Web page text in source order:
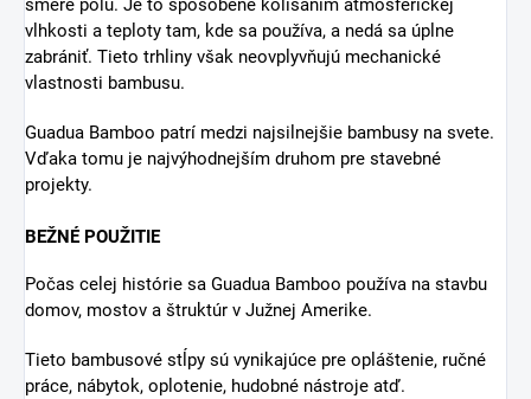
smere pólu. Je to spôsobené kolísaním atmosférickej
vlhkosti a teploty tam, kde sa používa, a nedá sa úplne
zabrániť. Tieto trhliny však neovplyvňujú mechanické
vlastnosti bambusu.
Guadua Bamboo patrí medzi najsilnejšie bambusy na svete.
Vďaka tomu je najvýhodnejším druhom pre stavebné
projekty.
BEŽNÉ POUŽITIE
Počas celej histórie sa Guadua Bamboo používa na stavbu
domov, mostov a štruktúr v Južnej Amerike.
Tieto bambusové stĺpy sú vynikajúce pre opláštenie, ručné
práce, nábytok, oplotenie, hudobné nástroje atď.